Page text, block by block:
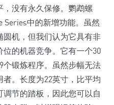
没有永久保修。鹦鹉螺
Series中的新增功能。虽然
机，但我们认为它具有非
的机器竞争。它有一个30
个锻炼程序。虽然步幅无法
。长度为22英寸，比平均
节的踏板，因此您可以自